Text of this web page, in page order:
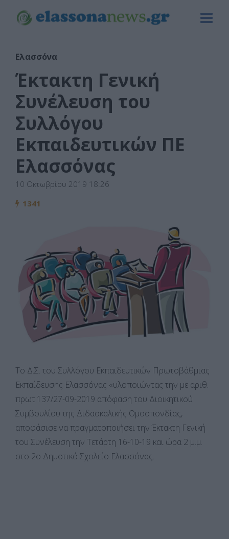
Ελασσόνα
Έκτακτη Γενική
Συνέλευση του
Συλλόγου
Εκπαιδευτικών ΠΕ
Ελασσόνας
10 Οκτωβρίου 2019 18:26
1341
Το Δ.Σ. του Συλλόγου Εκπαιδευτικών Πρωτοβάθμιας
Εκπαίδευσης Ελασσόνας «υλοποιώντας την με αριθ.
πρωτ.137/27-09-2019 απόφαση του Διοικητικού
Συμβουλίου της Διδασκαλικής Ομοσπονδίας,
αποφάσισε να πραγματοποιήσει την Έκτακτη Γενική
του Συνέλευση την Τετάρτη 16-10-19 και ώρα 2 μ.μ.
στο 2ο Δημοτικό Σχολείο Ελασσόνας.